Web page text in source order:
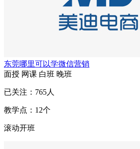
东莞哪里可以学微信营销
面授 网课 白班 晚班
已关注： 765人
教学点： 12个
滚动开班